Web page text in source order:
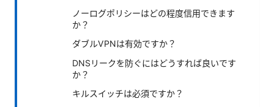
ノーログポリシーはどの程度信用できます
か？
ダブルVPNは有効ですか？
DNSリークを防ぐにはどうすれば良いです
か？
キルスイッチは必須ですか？